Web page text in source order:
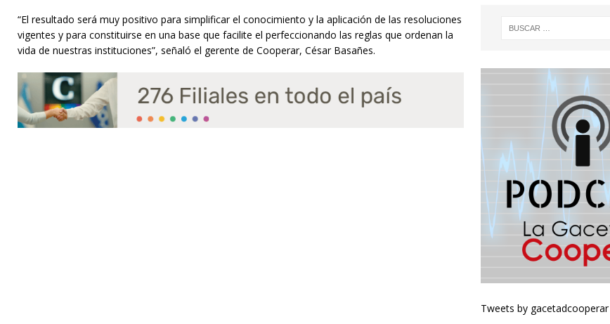
“El resultado será muy positivo para simplificar el conocimiento y la aplicación de las resoluciones
vigentes y para constituirse en una base que facilite el perfeccionando las reglas que ordenan la
vida de nuestras instituciones”, señaló el gerente de Cooperar, César Basañes.
Tweets by gacetadcooperar